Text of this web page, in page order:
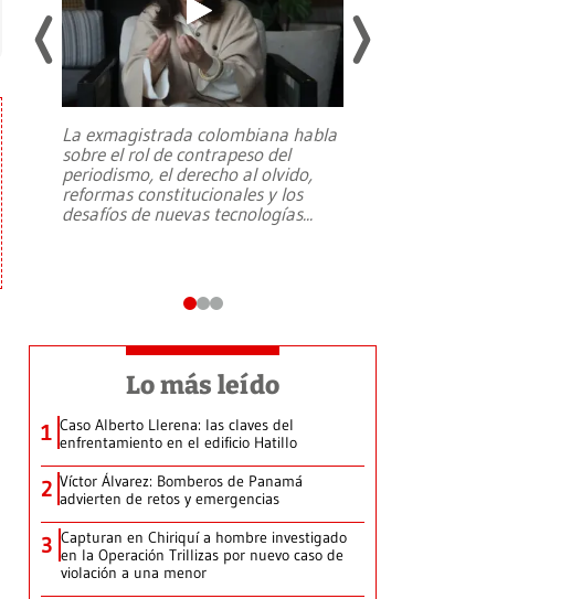
La exmagistrada colombiana habla
sobre el rol de contrapeso del
periodismo, el derecho al olvido,
reformas constitucionales y los
desafíos de nuevas tecnologías...
Lo más leído
1 Caso Alberto Llerena: las claves del
enfrentamiento en el edificio Hatillo
2 Víctor Álvarez: Bomberos de Panamá
advierten de retos y emergencias
3 Capturan en Chiriquí a hombre investigado
en la Operación Trillizas por nuevo caso de
violación a una menor